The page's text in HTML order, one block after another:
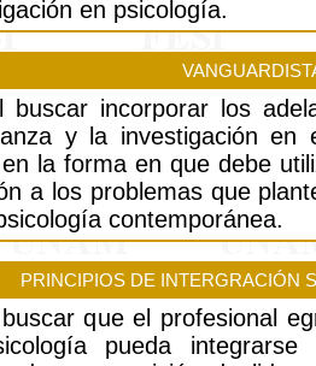
en psicología.
incorporar los
y la investigación en
la forma en que debe
a los problemas que
contemporánea.
PRINCIPIOS DE INTERGRACIÓN
que el profesional
pueda integrarse